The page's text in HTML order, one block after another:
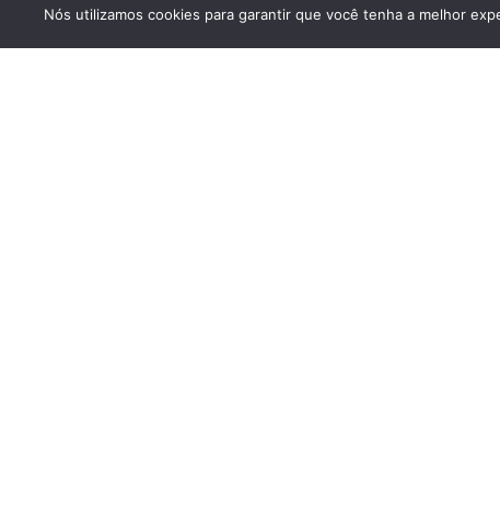
Nós utilizamos cookies para garantir que você tenha a melhor